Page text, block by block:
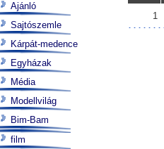
1
Ajánló
Sajtószemle
Kárpát-medence
Egyházak
Média
Modellvilág
Bim-Bam
film